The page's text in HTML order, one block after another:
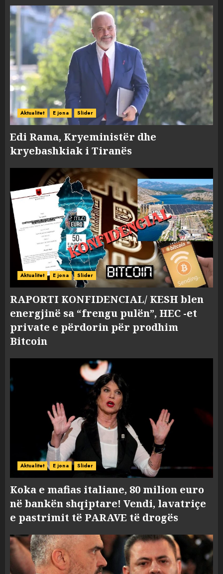
Aktualitet E jona Slider
Edi Rama, Kryeministër dhe
kryebashkiak i Tiranës
Aktualitet E jona Slider
RAPORTI KONFIDENCIAL/ KESH blen
energjinë sa “frengu pulën”, HEC -et
private e përdorin për prodhim
Bitcoin
Aktualitet E jona Slider
Koka e mafias italiane, 80 milion euro
në bankën shqiptare! Vendi, lavatriçe
e pastrimit të PARAVE të drogës